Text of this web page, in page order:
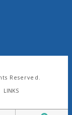
Reserved.
LINKS